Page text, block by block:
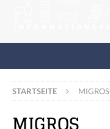
STARTSEITE MIGROS